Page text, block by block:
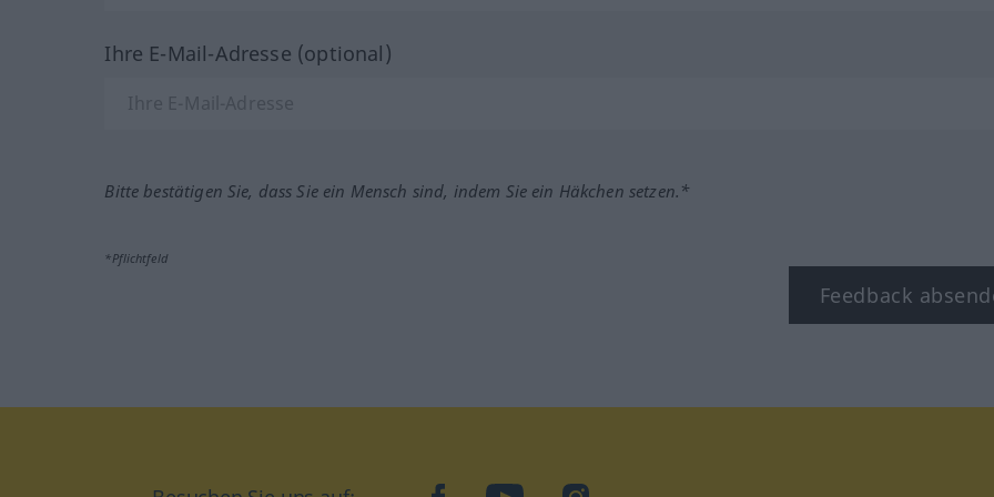
Ihre E-Mail-Adresse (optional)
Bitte bestätigen Sie, dass Sie ein Mensch sind, indem Sie ein Häkchen setzen.*
*Pflichtfeld
Feedback